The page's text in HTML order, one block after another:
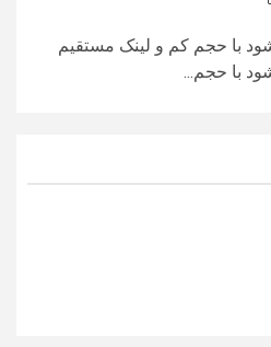
شود با حجم کم و لینک مستقیم
با حجم...